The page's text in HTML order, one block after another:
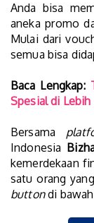
Anda bisa
aneka promo
Mulai dari
semua bisa
Baca Lengkap:
Spesial di Lebih
Bersama
Indonesia
kemerdekaan
satu orang
buttondi